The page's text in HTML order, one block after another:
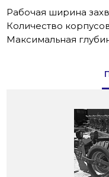
Рабочая ширина
Количество
Максимальная